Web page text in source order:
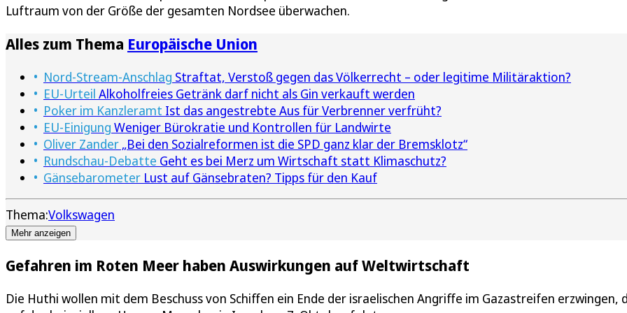
Luftraum von der Größe der gesamten Nordsee überwachen.
Alles zum Thema Europäische Union
Nord-Stream-Anschlag Straftat, Verstoß gegen das Völkerrecht – oder legitime Militäraktion?
EU-Urteil Alkoholfreies Getränk darf nicht als Gin verkauft werden
Poker im Kanzleramt Ist das angestrebte Aus für Verbrenner verfrüht?
EU-Einigung Weniger Bürokratie und Kontrollen für Landwirte
Oliver Zander „Bei den Sozialreformen ist die SPD ganz klar der Bremsklotz“
Rundschau-Debatte Geht es bei Merz um Wirtschaft statt Klimaschutz?
Gänsebarometer Lust auf Gänsebraten? Tipps für den Kauf
Thema:Volkswagen
Mehr anzeigen
Gefahren im Roten Meer haben Auswirkungen auf Weltwirtschaft
Die Huthi wollen mit dem Beschuss von Schiffen ein Ende der israelischen Angriffe im Gazastreifen erzwingen,